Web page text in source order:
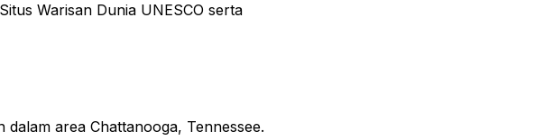
Warisan Dunia UNESCO serta
area Chattanooga, Tennessee.